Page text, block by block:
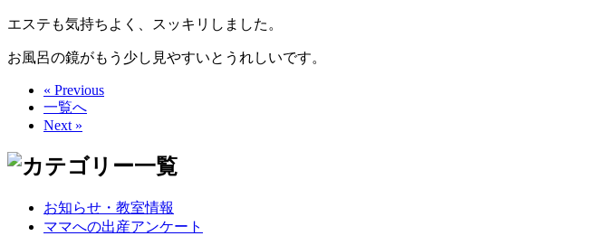
エステも気持ちよく、スッキリしました。
お風呂の鏡がもう少し見やすいとうれしいです。
« Previous
一覧へ
Next »
お知らせ・教室情報
ママへの出産アンケート